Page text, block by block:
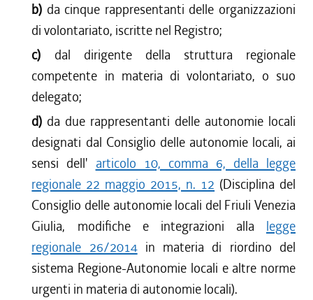
b) da cinque rappresentanti delle organizzazioni
di volontariato, iscritte nel Registro;
c) dal dirigente della struttura regionale
competente in materia di volontariato, o suo
delegato;
d) da due rappresentanti delle autonomie locali
designati dal Consiglio delle autonomie locali, ai
sensi dell' articolo 10, comma 6, della legge
regionale 22 maggio 2015, n. 12 (Disciplina del
Consiglio delle autonomie locali del Friuli Venezia
Giulia, modifiche e integrazioni alla legge
regionale 26/2014in materia di riordino del
sistema Regione-Autonomie locali e altre norme
urgenti in materia di autonomie locali).